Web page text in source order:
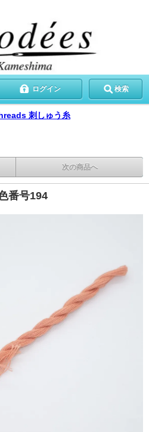
ログイン 検索
刺しゅう糸
次の商品へ
番号194